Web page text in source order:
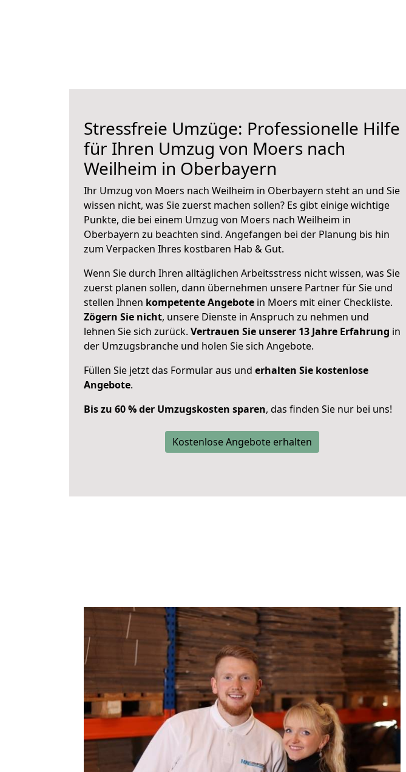
Stressfreie Umzüge: Professionelle Hilfe
für Ihren Umzug von Moers nach
Weilheim in Oberbayern
Ihr Umzug von Moers nach Weilheim in Oberbayern steht an und Sie
wissen nicht, was Sie zuerst machen sollen? Es gibt einige wichtige
Punkte, die bei einem Umzug von Moers nach Weilheim in
Oberbayern zu beachten sind. Angefangen bei der Planung bis hin
zum Verpacken Ihres kostbaren Hab & Gut.
Wenn Sie durch Ihren alltäglichen Arbeitsstress nicht wissen, was Sie
zuerst planen sollen, dann übernehmen unsere Partner für Sie und
stellen Ihnen kompetente Angebote in Moers mit einer Checkliste.
Zögern Sie nicht, unsere Dienste in Anspruch zu nehmen und
lehnen Sie sich zurück. Vertrauen Sie unserer 13 Jahre Erfahrung in
der Umzugsbranche und holen Sie sich Angebote.
Füllen Sie jetzt das Formular aus und erhalten Sie kostenlose
Angebote.
Bis zu 60 % der Umzugskosten sparen, das finden Sie nur bei uns!
Kostenlose Angebote erhalten